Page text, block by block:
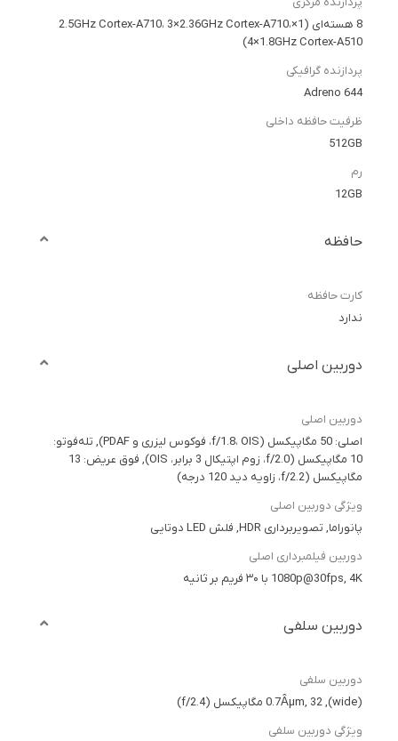
8 هسته‌ای (1×2.5GHz Cortex-A710، 3×2.36GHz Cortex-A710،
4×1.8GHz Cortex-A510)
پردازنده گرافیکی
Adreno 644
ظرفیت حافظه داخلی
512GB
رم
12GB
حافظه
کارت حافظه
ندارد
دوربین اصلی
دوربین اصلی
اصلی: 50 مگاپیکسل (f/1.8، OIS، فوکوس لیزری و PDAF), تله‌فوتو:
10 مگاپیکسل (f/2.0، زوم اپتیکال 3 برابر، OIS), فوق عریض: 13
مگاپیکسل (f/2.2، زاویه دید 120 درجه)
ویژگی دوربین اصلی
پانوراما, تصویربرداری HDR, فلش LED دوتایی
دوربین فیلمبرداری اصلی
1080p@30fps, 4K با ۳۰ فریم بر ثانیه
دوربین سلفی
دوربین سلفی
(wide), 0.7Âµm, 32 مگاپیکسل (f/2.4)
ویژگی دوربین سلفی